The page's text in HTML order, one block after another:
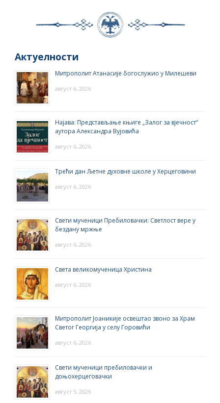
Актуелности
Митрополит Атанасије богослужио у Милешеви
август 6, 2026
Најава: Представљање књиге „Залог за вјечност“
аутора Александра Вујовића
август 6, 2026
Трећи дан Љетне духовне школе у Херцеговини
август 6, 2026
Свети мученици Пребиловачки: Светлост вере у
бездану мржње
август 6, 2026
Света великомученица Христина
август 6, 2026
Митрополит Јоаникије освештао звоно за Храм
Светог Георгија у селу Горовићи
август 6, 2026
Свети мученици пребиловачки и
доњохерцеговачки
август 5, 2026